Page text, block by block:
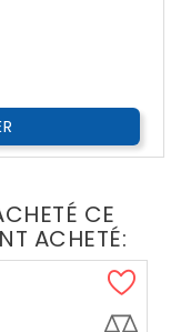
CE
ACHETÉ: